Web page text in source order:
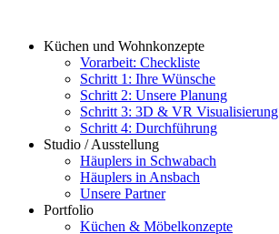
springenKüchen und Wohnkonzepte
Vorarbeit: Checkliste
Schritt 1: Ihre Wünsche
Schritt 2: Unsere Planung
Schritt 3: 3D & VR Visualisierung
Schritt 4: Durchführung
Studio / Ausstellung
Häuplers in Schwabach
Häuplers in Ansbach
Unsere Partner
Portfolio
Küchen & Möbelkonzepte